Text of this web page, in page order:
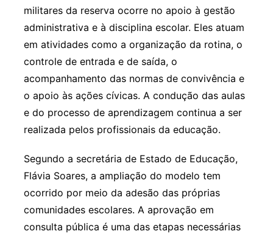
militares da reserva ocorre no apoio à gestão
administrativa e à disciplina escolar. Eles atuam
em atividades como a organização da rotina, o
controle de entrada e de saída, o
acompanhamento das normas de convivência e
o apoio às ações cívicas. A condução das aulas
e do processo de aprendizagem continua a ser
realizada pelos profissionais da educação.
Segundo a secretária de Estado de Educação,
Flávia Soares, a ampliação do modelo tem
ocorrido por meio da adesão das próprias
comunidades escolares. A aprovação em
consulta pública é uma das etapas necessárias